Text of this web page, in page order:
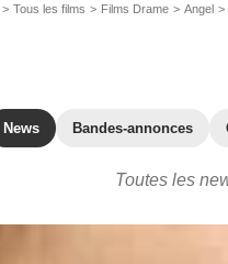
Tous les films Films Drame Angel
News Bandes-annonces
Toutes les